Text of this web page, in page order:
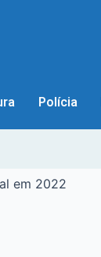
Polícia
em 2022